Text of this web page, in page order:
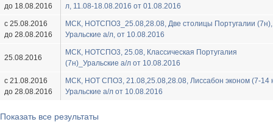
до 18.08.2016
л, 11.08-18.08.2016 от 01.08.2016
с 25.08.2016
до 28.08.2016
МСК, HOTСПО3_25.08,28.08, Две столицы Португалии (7н),
Уральские а/л, от 10.08.2016
25.08.2016
МСК, HOTСПО3, 25.08, Классическая Португалия
(7н)_Уральские а/л от 10.08.2016
с 21.08.2016
до 28.08.2016
МСК, HOT СПО3, 21.08,25.08,28.08, Лиссабон эконом (7-14
Уральские а/л от 10.08.2016
Показать все результаты